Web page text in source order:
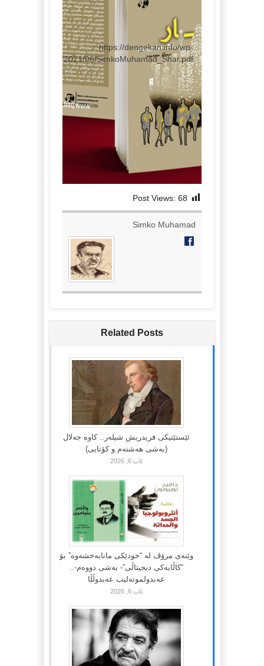
https://dengekan.info/wp-
content/uploads/2021/06/SimkoMuhamad_Shar.pdf
Post Views: 68
Simko Muhamad
Related Posts
ئێستێتیکی فریدریش شیلەر.. کاوە جەلال
(بەشی هەشتەم و کۆتایی)
ئاب 6, 2026
وێنەی مرۆڤ لە “خودێکی مانابەخشەوە” بۆ
“کاڵایەکی دیجیتاڵی”- بەشی دووەم-..
عەبدولموتەلیب عەبدوڵڵا
ئاب 6, 2026